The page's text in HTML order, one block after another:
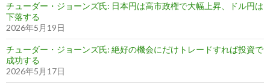
チューダー・ジョーンズ氏: 日本円は高市政権で大幅上昇、ドル円は
下落する
2026年5月19日
チューダー・ジョーンズ氏: 絶好の機会にだけトレードすれば投資で
成功する
2026年5月17日